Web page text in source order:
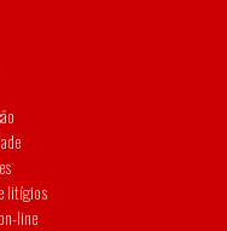
litígios
line